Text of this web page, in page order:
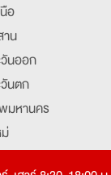
อ
น
นออก
นตก
มหานคร
รา